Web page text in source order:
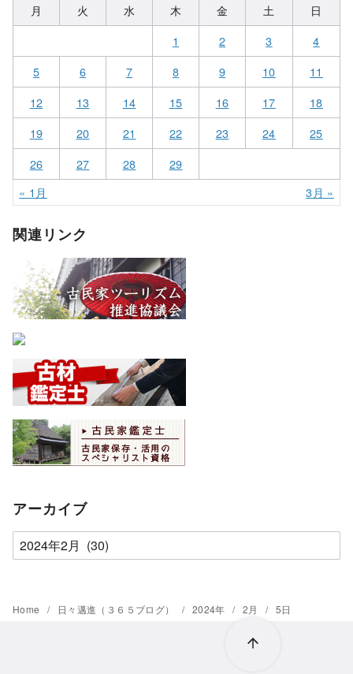
月 火 水 木 金 土
日
1
2 3
4
5
6 7 8 9 10
11
12
13 14 15 16 17
18
19
20 21 22 23 24
25
26
27 28
29
« 1月
3月 »
関連リンク
アーカイブ
ア
ー
イ
Home 日々邁進（３６５ブログ） 2024年 2月 5日